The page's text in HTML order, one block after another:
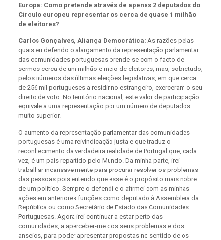
Europa: Como pretende através de apenas 2 deputados do
Círculo europeu representar os cerca de quase 1 milhão
de eleitores?
Carlos Gonçalves, Aliança Democrática: As razões pelas
quais eu defendo o alargamento da representação parlamentar
das comunidades portuguesas prende-se com o facto de
sermos cerca de um milhão e meio de eleitores, mas, sobretudo,
pelos números das últimas eleições legislativas, em que cerca
de 256 mil portugueses a residir no estrangeiro, exerceram o seu
direito de voto. No território nacional, este valor de participação
equivale a uma representação por um número de deputados
muito superior.
O aumento da representação parlamentar das comunidades
portuguesas é uma reivindicação justa e que traduz o
reconhecimento da verdadeira realidade de Portugal que, cada
vez, é um país repartido pelo Mundo. Da minha parte, irei
trabalhar incansavelmente para procurar resolver os problemas
das pessoas pois entendo que esse é o propósito mais nobre
de um político. Sempre o defendi e o afirmei com as minhas
ações em anteriores funções como deputado à Assembleia da
República ou como Secretário de Estado das Comunidades
Portuguesas. Agora irei continuar a estar perto das
comunidades, a aperceber-me dos seus problemas e dos
anseios, para poder apresentar propostas no sentido de os